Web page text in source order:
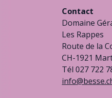
Contact
Domaine
Les Rappes
Route de la
CH-1921
Tél 027 722